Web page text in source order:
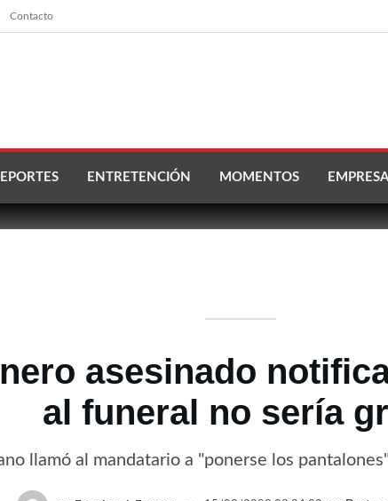
Contacto
ENTRETENCIÓN MOMENTOS
asesinado
al funeral no sería
llamó al mandatario a "ponerse los